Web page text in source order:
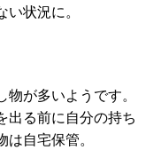
状況に。
が多いようです。
出る前に自分の持ち
自宅保管。